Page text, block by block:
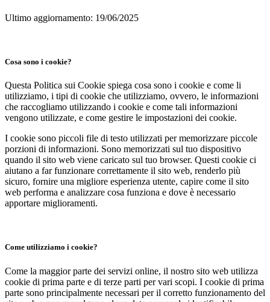
Ultimo aggiornamento: 19/06/2025
Cosa sono i cookie?
Questa Politica sui Cookie spiega cosa sono i cookie e come li
utilizziamo, i tipi di cookie che utilizziamo, ovvero, le informazioni
che raccogliamo utilizzando i cookie e come tali informazioni
vengono utilizzate, e come gestire le impostazioni dei cookie.
I cookie sono piccoli file di testo utilizzati per memorizzare piccole
porzioni di informazioni. Sono memorizzati sul tuo dispositivo
quando il sito web viene caricato sul tuo browser. Questi cookie ci
aiutano a far funzionare correttamente il sito web, renderlo più
sicuro, fornire una migliore esperienza utente, capire come il sito
web performa e analizzare cosa funziona e dove è necessario
apportare miglioramenti.
Come utilizziamo i cookie?
Come la maggior parte dei servizi online, il nostro sito web utilizza
cookie di prima parte e di terze parti per vari scopi. I cookie di prima
parte sono principalmente necessari per il corretto funzionamento del